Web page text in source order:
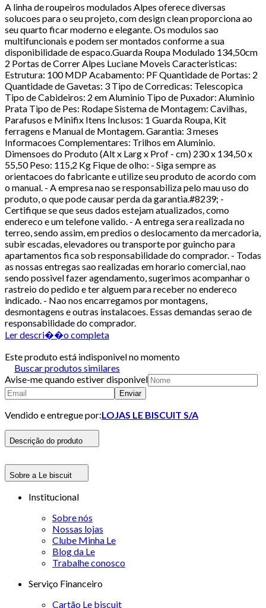
A linha de roupeiros modulados Alpes oferece diversas
solucoes para o seu projeto, com design clean proporciona ao
seu quarto ficar moderno e elegante. Os modulos sao
multifuncionais e podem ser montados conforme a sua
disponibilidade de espaco.Guarda Roupa Modulado 134,50cm
2 Portas de Correr Alpes Luciane Moveis Caracteristicas:
Estrutura: 100 MDP Acabamento: PF Quantidade de Portas: 2
Quantidade de Gavetas: 3 Tipo de Corredicas: Telescopica
Tipo de Cabideiros: 2 em Aluminio Tipo de Puxador: Aluminio
Prata Tipo de Pes: Rodape Sistema de Montagem: Cavilhas,
Parafusos e Minifix Itens Inclusos: 1 Guarda Roupa, Kit
ferragens e Manual de Montagem. Garantia: 3 meses
Informacoes Complementares: Trilhos em Aluminio.
Dimensoes do Produto (Alt x Larg x Prof - cm) 230 x 134,50 x
55,50 Peso: 115,2 Kg Fique de olho: - Siga sempre as
orientacoes do fabricante e utilize seu produto de acordo com
o manual. - A empresa nao se responsabiliza pelo mau uso do
produto, o que pode causar perda da garantia.#8239; -
Certifique se que seus dados estejam atualizados, como
endereco e um telefone valido. - A entrega sera realizada no
terreo, sendo assim, em predios o deslocamento da mercadoria,
subir escadas, elevadores ou transporte por guincho para
apartamentos fica sob responsabilidade do comprador. - Todas
as nossas entregas sao realizadas em horario comercial, nao
sendo possivel fazer agendamento, sugerimos acompanhar o
rastreio do pedido e ter alguem para receber no endereco
indicado. - Nao nos encarregamos por montagens,
desmontagens e outras instalacoes. Essas demandas serao de
responsabilidade do comprador.
Ler descri��o completa
Este produto está indisponivel no momento
Buscar produtos similares
Avise-me quando estiver disponivel
Enviar
Vendido e entregue por:LOJAS LE BISCUIT S/A
Descrição do produto
Sobre a Le biscuit
Institucional
Sobre nós
Nossas lojas
Clube Minha Le
Blog da Le
Trabalhe conosco
Serviço Financeiro
Cartão Le biscuit